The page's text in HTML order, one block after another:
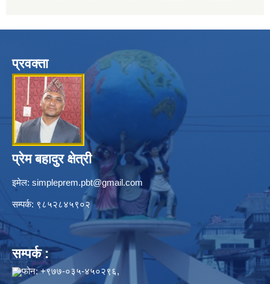
प्रवक्ता
प्रेम बहादुर क्षेत्री
इमेल: simpleprem.pbt@gmail.com
सम्पर्क: ९८५२८४५९०२
सम्पर्क :
फोन: +९७७-०३५-४५०२९६,